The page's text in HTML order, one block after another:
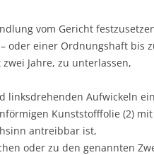
vom Gericht
oder einer Ordnungshaft bis
Jahre, zu unterlassen,
linksdrehenden Aufwickeln
Kunststofffolie (2)
antreibbar ist,
oder zu den genannten